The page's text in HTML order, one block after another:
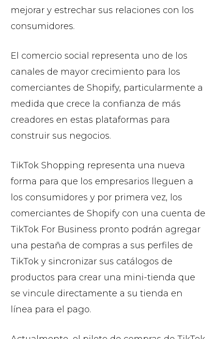
mejorar y estrechar sus relaciones con los
consumidores.
El comercio social representa uno de los
canales de mayor crecimiento para los
comerciantes de Shopify, particularmente a
medida que crece la confianza de más
creadores en estas plataformas para
construir sus negocios.
TikTok Shopping representa una nueva
forma para que los empresarios lleguen a
los consumidores y por primera vez, los
comerciantes de Shopify con una cuenta de
TikTok For Business pronto podrán agregar
una pestaña de compras a sus perfiles de
TikTok y sincronizar sus catálogos de
productos para crear una mini-tienda que
se vincule directamente a su tienda en
línea para el pago.